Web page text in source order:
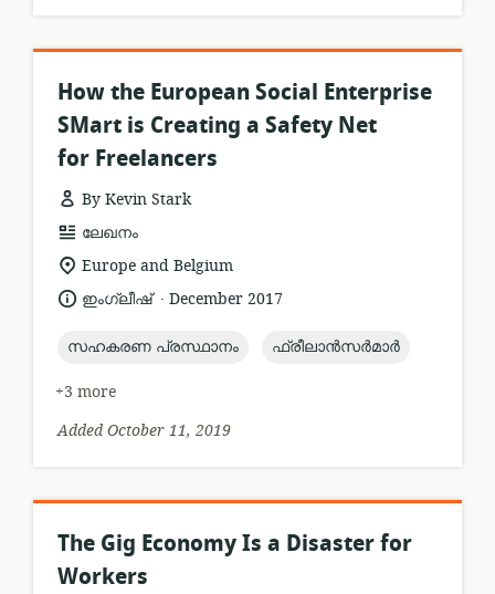
How the European Social Enterprise
SMart is Creating a Safety Net
for Freelancers
By Kevin Stark
resource
format:
ലേഖനം
location
relevance:
Europe and Belgium
language:
ഇംഗ്ലീഷ് .
dateDecember 2017
topic:
സഹകരണ പ്രസ്ഥാനം topic:
ഫ്രീലാൻസർമാർ
+3 more
Added October 11, 2019
The Gig Economy Is a Disaster for
Workers